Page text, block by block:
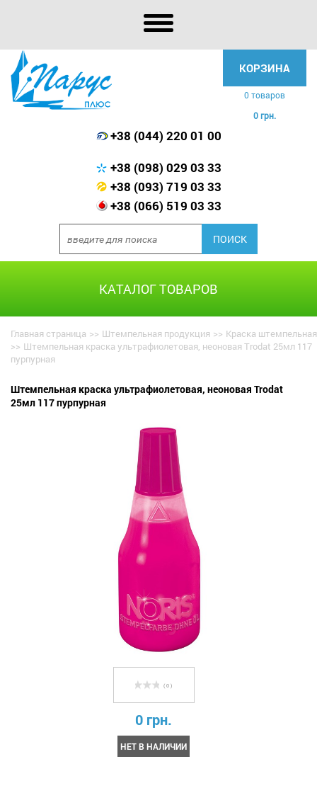
КОРЗИНА
0 товаров
0 грн.
+38 (044) 220 01 00
+38 (098) 029 03 33
+38 (093) 719 03 33
+38 (066) 519 03 33
КАТАЛОГ ТОВАРОВ
Главная страница >> Штемпельная продукция >> Краска штемпельная
>> Штемпельная краска ультрафиолетовая, неоновая Trodat 25мл 117
пурпурная
Штемпельная краска ультрафиолетовая, неоновая Trodat
25мл 117 пурпурная
( 0 )
0 грн.
НЕТ В НАЛИЧИИ